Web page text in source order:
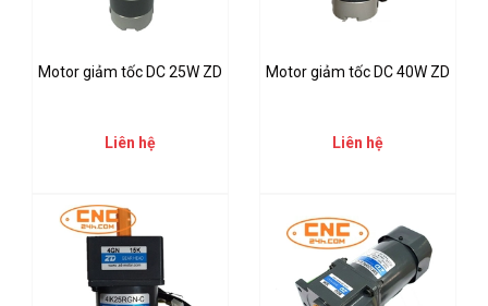
Motor giảm tốc DC 25W ZD
Liên hệ
Motor giảm tốc DC 40W ZD
Liên hệ